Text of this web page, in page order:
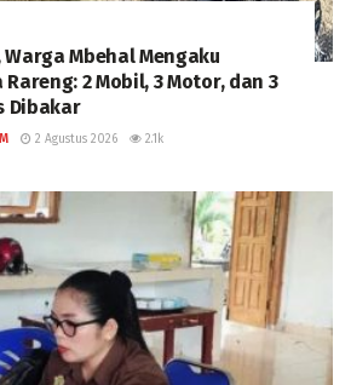
Mbehal Mengaku
Rareng: 2 Mobil, 3 Motor, dan 3
Dibakar
2 Agustus 2026 2.1k